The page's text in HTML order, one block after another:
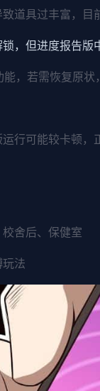
道具过丰富，目
，但进度报告版
能，若需恢复原
行可能较卡顿，
舍后、保健室
法